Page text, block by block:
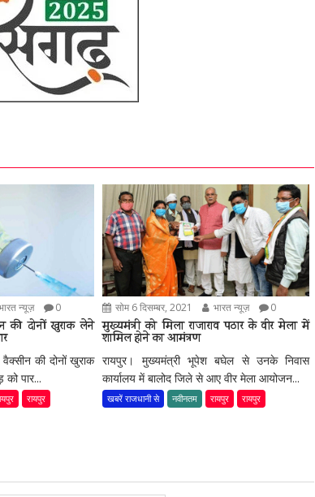
न्यूज़ 0
की दोनों खुराक लेने
वैक्सीन की दोनों खुराक
पार...
रायपुर
सोम 6 दिसम्बर, 2021 भारत न्यूज़ 0
मुख्यमंत्री को मिला राजाराव पठार के वीर मेला में
शामिल होने का आमंत्रण
रायपुर। मुख्यमंत्री भूपेश बघेल से उनके निवास
कार्यालय में बालोद जिले से आए वीर मेला आयोजन...
खबरें राजधानी से नवीनतम रायपुर रायपुर